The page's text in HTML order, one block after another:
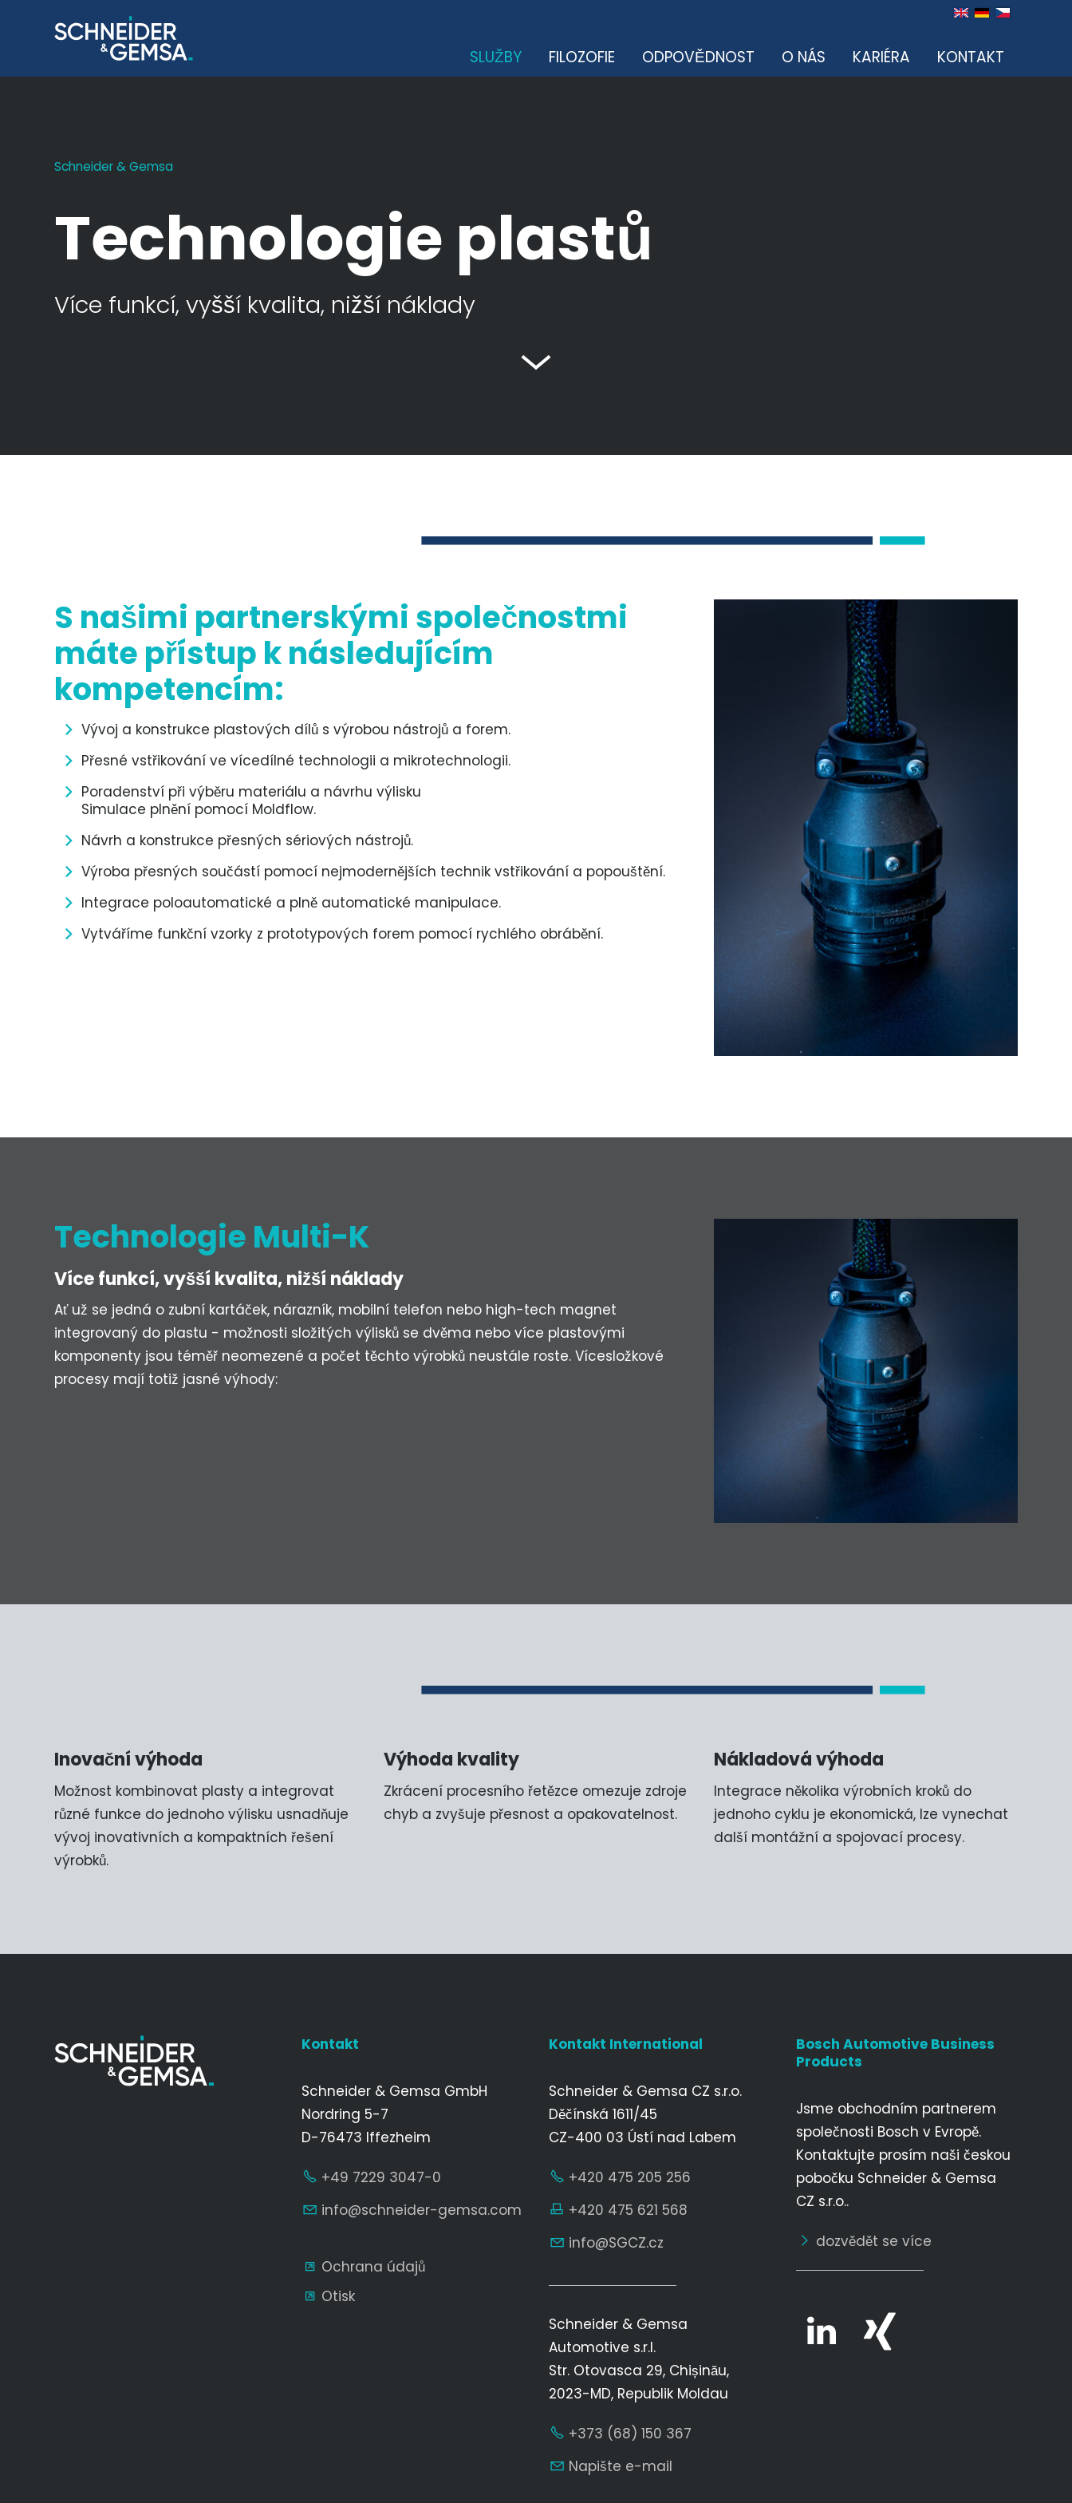
SLUŽBY FILOZOFIE ODPOVĚDNOST O NÁS KARIÉRA KONTAKT
Schneider & Gemsa
Technologie plastů
Více funkcí, vyšší kvalita, nižší náklady
S našimi partnerskými společnostmi
máte přístup k následujícím
kompetencím:
Vývoj a konstrukce plastových dílů s výrobou nástrojů a forem.
Přesné vstřikování ve vícedílné technologii a mikrotechnologii.
Poradenství při výběru materiálu a návrhu výlisku
Simulace plnění pomocí Moldflow.
Návrh a konstrukce přesných sériových nástrojů.
Výroba přesných součástí pomocí nejmodernějších technik vstřikování a popouštění.
Integrace poloautomatické a plně automatické manipulace.
Vytváříme funkční vzorky z prototypových forem pomocí rychlého obrábění.
Technologie Multi-K
Více funkcí, vyšší kvalita, nižší náklady
Ať už se jedná o zubní kartáček, nárazník, mobilní telefon nebo high-tech magnet
integrovaný do plastu - možnosti složitých výlisků se dvěma nebo více plastovými
komponenty jsou téměř neomezené a počet těchto výrobků neustále roste. Vícesložkové
procesy mají totiž jasné výhody:
Inovační výhoda
Možnost kombinovat plasty a integrovat
různé funkce do jednoho výlisku usnadňuje
vývoj inovativních a kompaktních řešení
výrobků.
Výhoda kvality
Zkrácení procesního řetězce omezuje zdroje
chyb a zvyšuje přesnost a opakovatelnost.
Nákladová výhoda
Integrace několika výrobních kroků do
jednoho cyklu je ekonomická, lze vynechat
další montážní a spojovací procesy.
Kontakt
Schneider & Gemsa GmbH
Nordring 5-7
D-76473 Iffezheim
+49 7229 3047-0
nf
schn d r-g ms c m
Ochrana údajů
Otisk
Kontakt International
Schneider & Gemsa CZ s.r.o.
Děčínská 1611/45
CZ-400 03 Ústí nad Labem
+420 475 205 256
+420 475 621 568
nf
SGCZ cz
Schneider & Gemsa
Automotive s.r.l.
Str. Otovasca 29, Chișinău,
2023-MD, Republik Moldau
+373 (68) 150 367
Napište e-mail
Bosch Automotive Business
Products
Jsme obchodním partnerem
společnosti Bosch v Evropě.
Kontaktujte prosím naši českou
pobočku Schneider & Gemsa
CZ s.r.o..
dozvědět se více